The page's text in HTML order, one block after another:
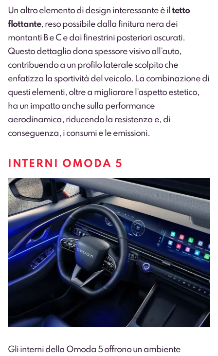
Un altro elemento di design interessante è il tetto
flottante, reso possibile dalla finitura nera dei
montanti B e C e dai finestrini posteriori oscurati.
Questo dettaglio dona spessore visivo all’auto,
contribuendo a un profilo laterale scolpito che
enfatizza la sportività del veicolo. La combinazione di
questi elementi, oltre a migliorare l’aspetto estetico,
ha un impatto anche sulla performance
aerodinamica, riducendo la resistenza e, di
conseguenza, i consumi e le emissioni.
INTERNI OMODA 5
Gli interni della Omoda 5 offrono un ambiente